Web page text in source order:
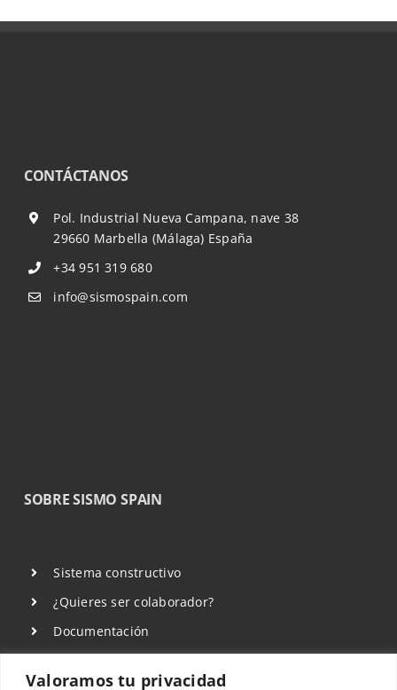
Valoramos tu privacidad
SOBRE SISMO SPAIN
Sistema constructivo
¿Quieres ser colaborador?
Documentación
CONTÁCTANOS
Pol. Industrial Nueva Campana, nave 38
29660 Marbella (Málaga) España
+34 951 319 680
info@sismospain.com